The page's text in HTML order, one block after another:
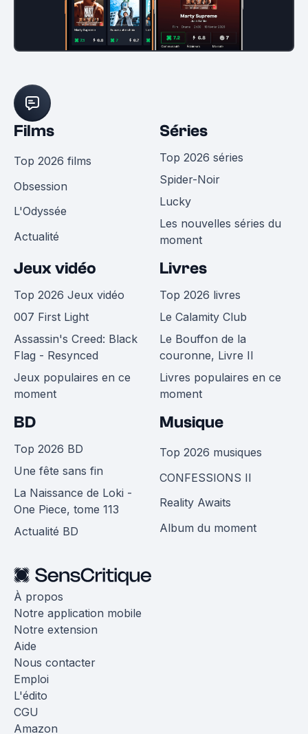
Films
Top 2026 films
Obsession
L'Odyssée
Actualité
Séries
Top 2026 séries
Spider-Noir
Lucky
Les nouvelles séries du
moment
Jeux vidéo
Top 2026 Jeux vidéo
007 First Light
Assassin's Creed: Black
Flag - Resynced
Jeux populaires en ce
moment
Livres
Top 2026 livres
Le Calamity Club
Le Bouffon de la
couronne, Livre II
Livres populaires en ce
moment
BD
Top 2026 BD
Une fête sans fin
La Naissance de Loki -
One Piece, tome 113
Actualité BD
Musique
Top 2026 musiques
CONFESSIONS II
Reality Awaits
Album du moment
À propos
Notre application mobile
Notre extension
Aide
Nous contacter
Emploi
L'édito
CGU
Amazon